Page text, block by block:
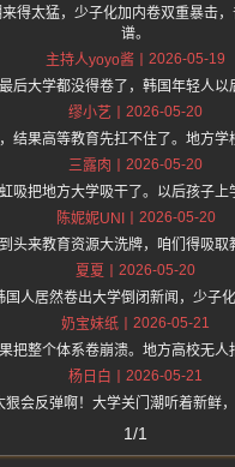
得太猛，少子化加内卷双重暴击
谱。
主持人yoyo酱
2026-05-19
后大学都没得卷了，韩国年轻人
缪小艺
2026-05-20
结果高等教育先扛不住了。地方学
三露肉
2026-05-20
吸把地方大学吸干了。以后孩子上
陈妮妮UNI
2026-05-20
头来教育资源大洗牌，咱们得吸取
夏夏
2026-05-20
人居然卷出大学倒闭新闻，少子
奶宝妹纸
2026-05-21
把整个体系卷崩溃。地方高校无人
杨日白
2026-05-21
会反弹啊！大学关门潮听着新鲜
1/1